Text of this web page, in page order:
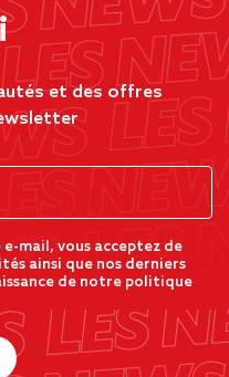
et des offres
mail, vous acceptez de
ainsi que nos derniers
de notre politique